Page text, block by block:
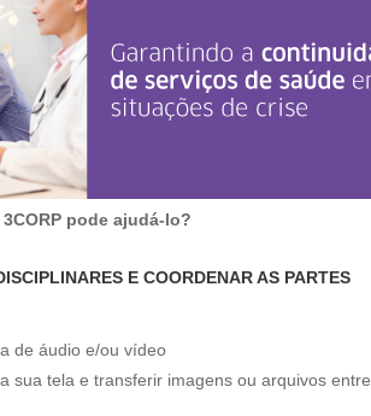
pode ajudá-lo?
E COORDENAR AS PARTES
de áudio e/ou vídeo
sua tela e transferir imagens ou arquivos entre